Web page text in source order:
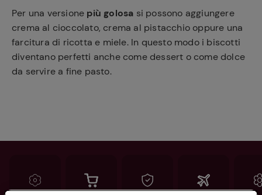
Per una versione più golosa si possono aggiungere
crema al cioccolato, crema al pistacchio oppure una
farcitura di ricotta e miele. In questo modo i biscotti
diventano perfetti anche come dessert o come dolce
da servire a fine pasto.